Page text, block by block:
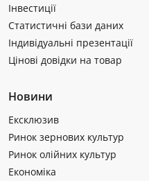
Інвестиції
Статистичні бази даних
Індивідуальні презентації
Цінові довідки на товар
Новини
Ексклюзив
Ринок зернових культур
Ринок олійних культур
Економіка